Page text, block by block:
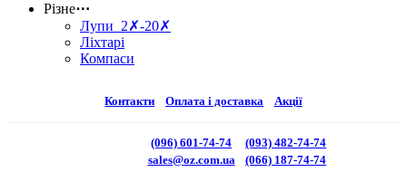
Різне⋯
Лупи 2✗-20✗
Ліхтарі
Компаси
Контакти Оплата і доставка Акції
(096) 601-74-74
sales@oz.com.ua
(093) 482-74-74
(066) 187-74-74